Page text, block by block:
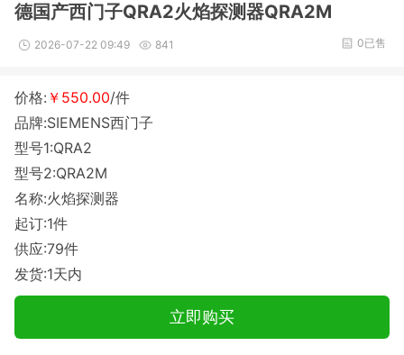
德国产西门子QRA2火焰探测器QRA2M
2026-07-22 09:49 841 0已售
价格: ￥550.00/件
品牌:SIEMENS西门子
型号1:QRA2
型号2:QRA2M
名称:火焰探测器
起订:1件
供应:79件
发货:1天内
立即购买